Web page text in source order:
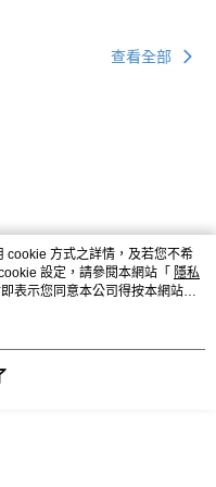
查看全部
cookie 方式之詳情，及若您不希
設定，請參閱本網站「 隱私
表示您同意本公司得按本網站使